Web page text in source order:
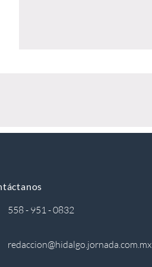
558 - 951 - 0832
redaccion@hidalgo.jornada.com.mx